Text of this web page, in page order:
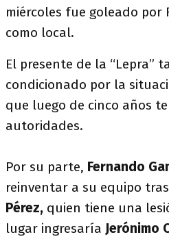
miércoles fue goleado por
como local.
El presente de la “Lepra”
condicionado por la
que luego de cinco años
autoridades.
Por su parte, Fernando
reinventar a su equipo
Pérez, quien tiene una
lugar ingresaría Jerónimo